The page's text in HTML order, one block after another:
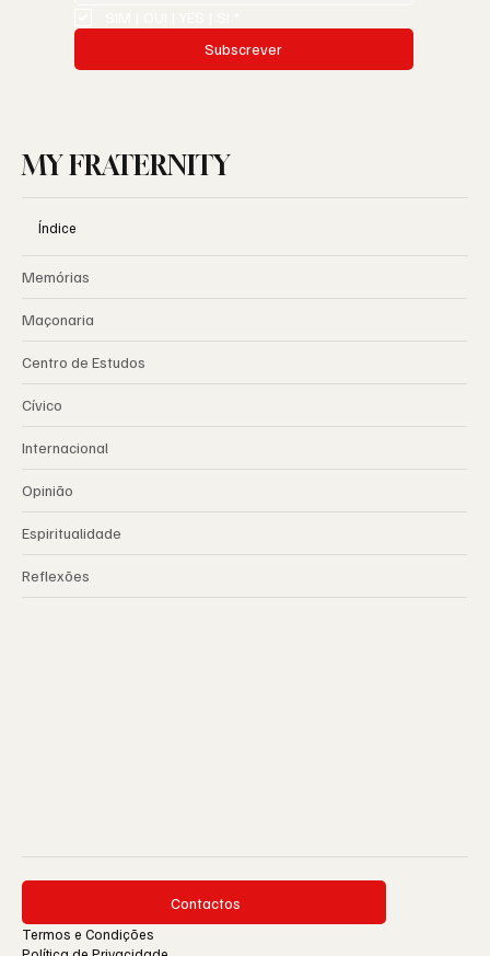
Subscrever
MY FRATERNITY
Índice
Memórias
Maçonaria
Centro de Estudos
Cívico
Internacional
Opinião
Espiritualidade
Reflexões
Contactos
Termos e Condições